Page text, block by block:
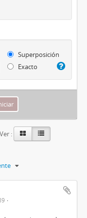
Superposición
Exacto
Ver :